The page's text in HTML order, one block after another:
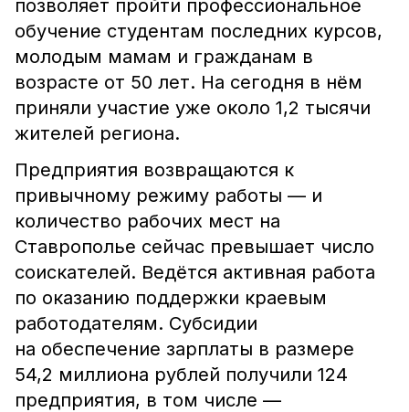
позволяет пройти профессиональное
обучение студентам последних курсов,
молодым мамам и гражданам в
возрасте от 50 лет. На сегодня в нём
приняли участие уже около 1,2 тысячи
жителей региона.
Предприятия возвращаются к
привычному режиму работы — и
количество рабочих мест на
Ставрополье сейчас превышает число
соискателей. Ведётся активная работа
по оказанию поддержки краевым
работодателям. Субсидии
на обеспечение зарплаты в размере
54,2 миллиона рублей получили 124
предприятия, в том числе —